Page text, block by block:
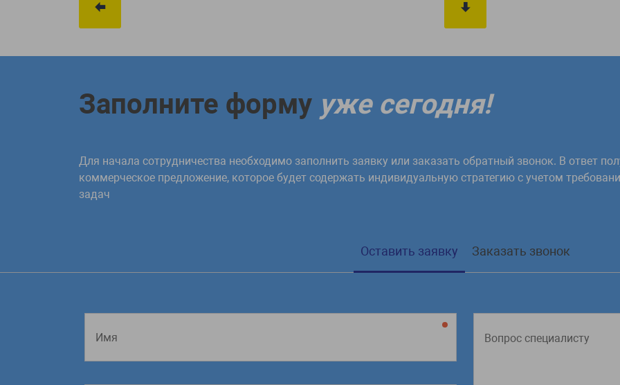
Заполните форму уже сегодня!
Для начала сотрудничества необходимо заполнить заявку или заказать обратный звонок. В ответ
коммерческое предложение, которое будет содержать индивидуальную стратегию с учетом
задач
Оставить заявку Заказать звонок